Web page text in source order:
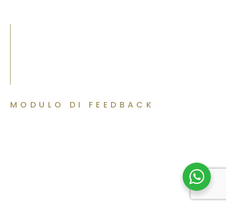
MODULO DI FEEDBACK